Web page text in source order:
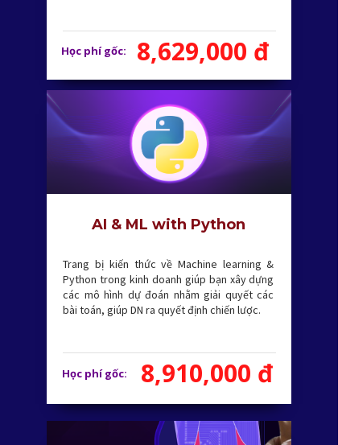
Học phí gốc: 8,629,000 đ
Trang bị kiến thức về Machine learning &
Python trong kinh doanh giúp bạn xây dựng
các mô hình dự đoán nhằm giải quyết các
bài toán, giúp DN ra quyết định chiến lược.
AI & ML with Python
Học phí gốc: 8,910,000 đ